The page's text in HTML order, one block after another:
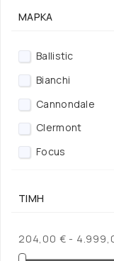
ΜΆΡΚΑ
Ballistic
Bianchi
Cannondale
Clermont
Focus
GT
ΤΙΜΉ
204,00 € -